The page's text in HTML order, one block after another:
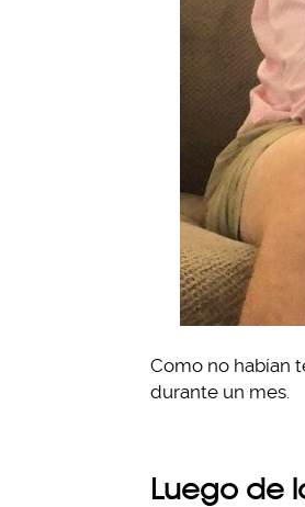
Como no habían
durante un mes.
Luego de